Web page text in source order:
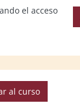
el acceso
al curso